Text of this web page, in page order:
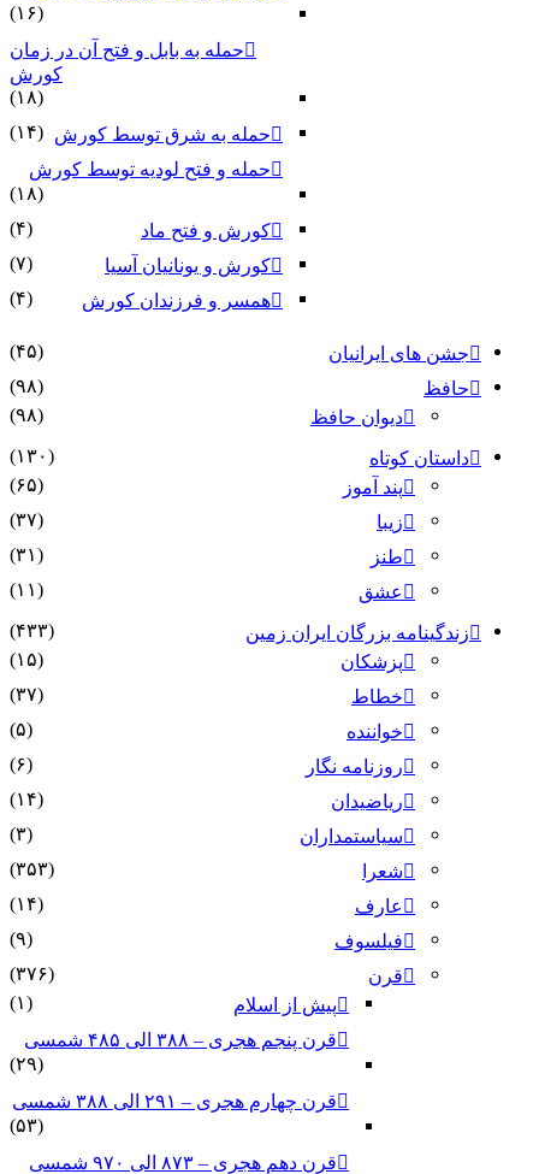
(۱۶)
حمله به بابل و فتح آن در زمان
کورش
(۱۸)
حمله به شرق توسط کورش (۱۴)
حمله و فتح لودیه توسط کورش
(۱۸)
کورش و فتح ماد
(۴)
کورش و یونانیان آسیا
(۷)
همسر و فرزندان کورش
(۴)
جشن های ایرانیان
(۴۵)
حافظ
(۹۸)
دیوان حافظ
(۹۸)
داستان کوتاه
(۱۳۰)
پند آموز
(۶۵)
زیبا
(۳۷)
طنز
(۳۱)
عشق
(۱۱)
زندگینامه بزرگان ایران زمین
(۴۳۳)
پزشکان
(۱۵)
خطاط
(۳۷)
خواننده
(۵)
روزنامه نگار
(۶)
ریاضیدان
(۱۴)
سیاستمداران
(۳)
شعرا
(۳۵۳)
عارف
(۱۴)
فیلسوف
(۹)
قرن
(۳۷۶)
پیش از اسلام
(۱)
قرن پنجم هجری – ۳۸۸ الی ۴۸۵ شمسی
(۲۹)
قرن چهارم هجری – ۲۹۱ الی ۳۸۸ شمسی
(۵۳)
قرن دهم هجری – ۸۷۳ الی ۹۷۰ شمسی